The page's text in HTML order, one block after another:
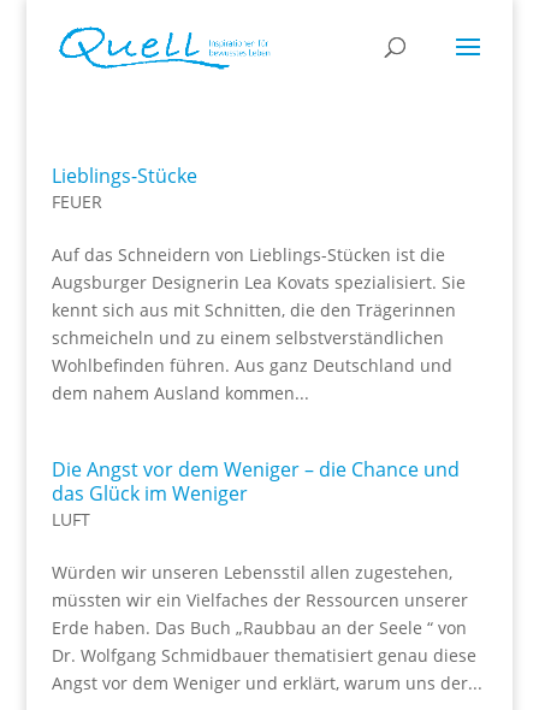
Lieblings-Stücke
FEUER
Auf das Schneidern von Lieblings-Stücken ist die
Augsburger Designerin Lea Kovats spezialisiert. Sie
kennt sich aus mit Schnitten, die den Trägerinnen
schmeicheln und zu einem selbstverständlichen
Wohlbefinden führen. Aus ganz Deutschland und
dem nahem Ausland kommen...
Die Angst vor dem Weniger – die Chance und
das Glück im Weniger
LUFT
Würden wir unseren Lebensstil allen zugestehen,
müssten wir ein Vielfaches der Ressourcen unserer
Erde haben. Das Buch „Raubbau an der Seele “ von
Dr. Wolfgang Schmidbauer thematisiert genau diese
Angst vor dem Weniger und erklärt, warum uns der...